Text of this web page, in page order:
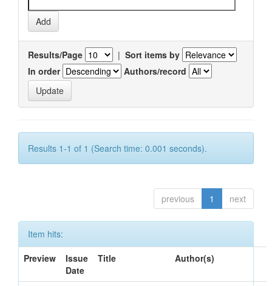
Results/Page | Sort items by
In order
Authors/record
Results 1-1 of 1 (Search time: 0.001 seconds).
previous 1 next
Item hits:
Preview
Issue
Date
Title Author(s)